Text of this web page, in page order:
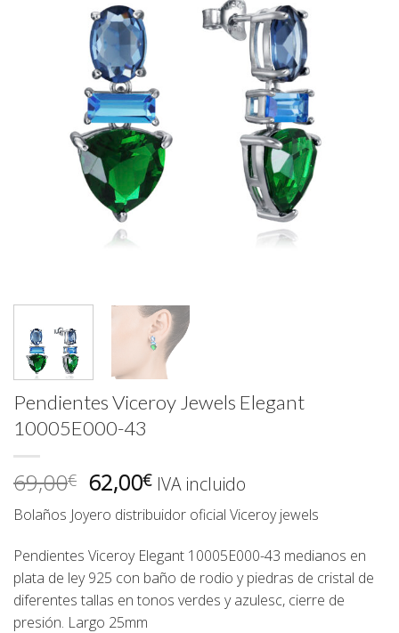
Pendientes Viceroy Jewels Elegant
10005E000-43
69,00€ El
precio
original
era:
69,00€.
62,00€El
precio
actual
es:
62,00€.
IVA incluido
Bolaños Joyero distribuidor oficial Viceroy jewels
Pendientes Viceroy Elegant 10005E000-43 medianos en
plata de ley 925 con baño de rodio y piedras de cristal de
diferentes tallas en tonos verdes y azulesc, cierre de
presión. Largo 25mm